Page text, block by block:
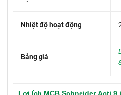
Nhiệt độ hoạt động
Bảng giá
Lợi ích MCB Schneider Acti 9